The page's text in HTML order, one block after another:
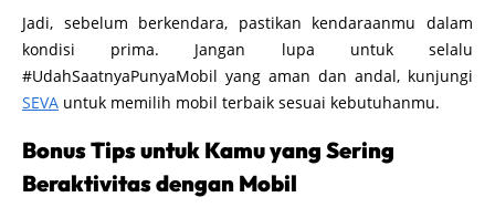
Jadi, sebelum berkendara, pastikan kendaraanmu dalam
kondisi prima. Jangan lupa untuk selalu
#UdahSaatnyaPunyaMobil yang aman dan andal, kunjungi
SEVA untuk memilih mobil terbaik sesuai kebutuhanmu.
Bonus Tips untuk Kamu yang Sering
Beraktivitas dengan Mobil